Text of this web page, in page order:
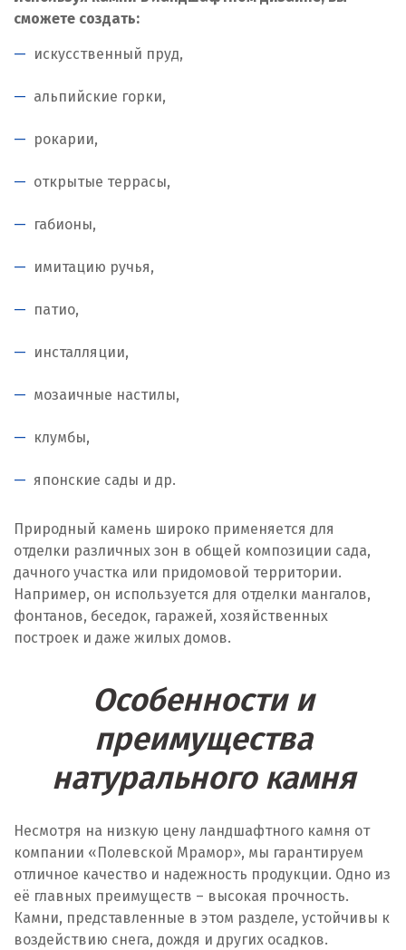
Дегтярск
Дмитров
Долгопрудный
Домодедово
Дубна
Ивантеевка
Ижевск
Ирбит
Казань
Калуга
Каменск-Уральский
Камышево
сможете создать:
искусственный пруд,
альпийские горки,
рокарии,
открытые террасы,
габионы,
имитацию ручья,
патио,
инсталляции,
мозаичные настилы,
клумбы,
японские сады и др.
Природный камень широко применяется для
отделки различных зон в общей композиции сада,
дачного участка или придомовой территории.
Например, он используется для отделки мангалов,
фонтанов, беседок, гаражей, хозяйственных
построек и даже жилых домов.
Особенности и
преимущества
натурального камня
Несмотря на низкую цену ландшафтного камня от
компании «Полевской Мрамор», мы гарантируем
отличное качество и надежность продукции. Одно из
её главных преимуществ – высокая прочность.
Камни, представленные в этом разделе, устойчивы к
воздействию снега, дождя и других осадков.